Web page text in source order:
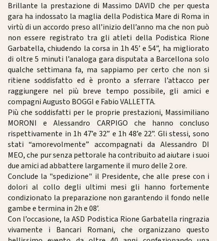
Brillante la prestazione di Massimo DAVID che per questa
gara ha indossato la maglia della Podistica Mare di Roma in
virtù di un accordo preso all’inizio dell’anno ma che non può
non essere registrato tra gli atleti della Podistica Rione
Garbatella, chiudendo la corsa in 1h 45’ e 54”, ha migliorato
di oltre 5 minuti l’analoga gara disputata a Barcellona solo
qualche settimana fa, ma sappiamo per certo che non si
ritiene soddisfatto ed è pronto a sferrare l’attacco per
raggiungere nel più breve tempo possibile, gli amici e
compagni Augusto BOGGI e Fabio VALLETTA.
Più che soddisfatti per le proprie prestazioni, Massimiliano
MORONI e Alessandro CARPIGO che hanno concluso
rispettivamente in 1h 47’e 32” e 1h 48’e 22”. Gli stessi, sono
stati “amorevolmente” accompagnati da Alessandro DI
MEO, che pur senza pettorale ha contribuito ad aiutare i suoi
due amici ad abbattere largamente il muro delle 2 ore.
Conclude la "spedizione" il Presidente, che alle prese con i
dolori al collo degli ultimi mesi gli hanno fortemente
condizionato la preparazione non garantendo il fondo nelle
gambe e termina in 2h e 08’.
Con l’occasione, la ASD Podistica Rione Garbatella ringrazia
vivamente i Bancari Romani, che organizzano questo